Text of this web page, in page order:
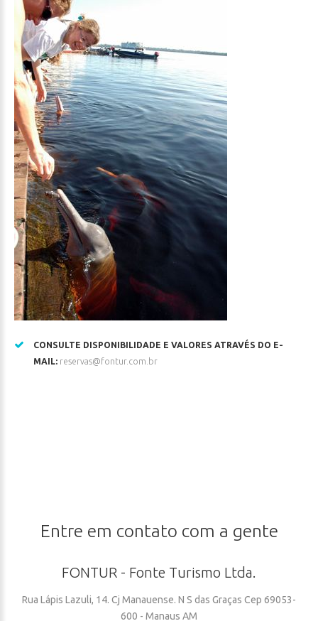
CONSULTE DISPONIBILIDADE E VALORES ATRAVÉS DO E-
MAIL: reservas@fontur.com.br
Entre em contato com a gente
FONTUR - Fonte Turismo Ltda.
Rua Lápis Lazuli, 14. Cj Manauense. N S das Graças Cep 69053-
600 - Manaus AM